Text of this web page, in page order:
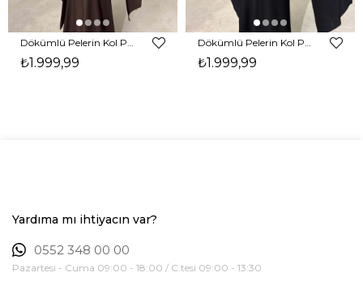
₺1.999,99 ₺1.999,99
Yardıma mı ihtiyacın var?
0552 348 00 00
Pazartesi - Cuma 09:00 - 18:00 / C.tesi 09:00 - 13:30